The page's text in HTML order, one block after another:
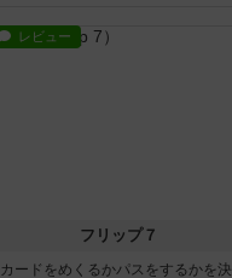
レビュー
フリップ７
カードをめくるかパスをするかを決